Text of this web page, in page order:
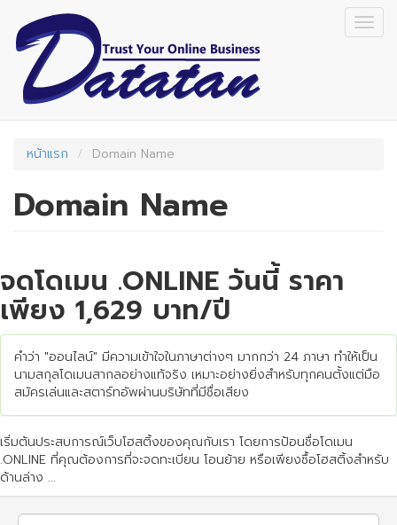
main
content
หน้าแรก Domain Name
Domain Name
จดโดเมน .ONLINE วันนี้ ราคา
เพียง 1,629 บาท/ปี
คำว่า "ออนไลน์" มีความเข้าใจในภาษาต่างๆ มากกว่า 24 ภาษา ทำให้เป็น
นามสกุลโดเมนสากลอย่างแท้จริง เหมาะอย่างยิ่งสำหรับทุกคนตั้งแต่มือ
สมัครเล่นและสตาร์ทอัพผ่านบริษัทที่มีชื่อเสียง
เริ่มต้นประสบการณ์เว็บโฮสติ้งของคุณกับเรา โดยการป้อนชื่อโดเมน
.ONLINE ที่คุณต้องการที่จะจดทะเบียน โอนย้าย หรือเพียงซื้อโฮสติ้งสำหรับ
ด้านล่าง ...